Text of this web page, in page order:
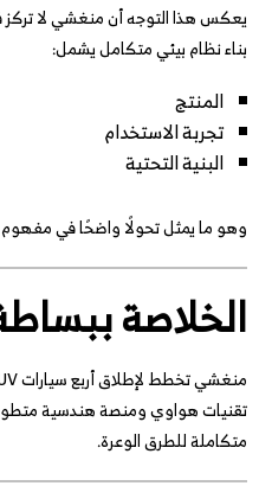
يعكس هذا التوجه أن منغشي لا
بناء نظام بيئي متكامل يشمل:
المنتج
تجربة الاستخدام
البنية التحتية
وهو ما يمثل تحولًا واضحًا في مفهوم
الخلاصة
تقنيات هواوي ومنصة هندسية
متكاملة للطرق الوعرة.